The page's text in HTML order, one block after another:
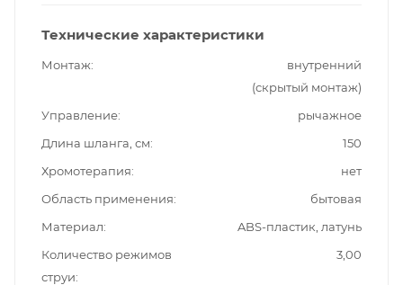
Технические характеристики
Монтаж
внутренний
(скрытый монтаж)
Управление
рычажное
Длина шланга, см
150
Хромотерапия
нет
Область применения
бытовая
Материал
ABS-пластик, латунь
Количество режимов
струи
3,00